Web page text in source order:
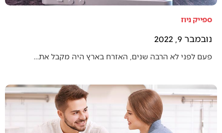
ספייק ניוז
נובמבר 9, 2022
פעם לפני לא הרבה שנים, האזרח בארץ היה מקבל את…